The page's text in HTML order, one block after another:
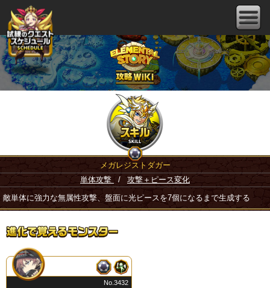
メガレジストダガー
単体攻撃
/ 攻撃＋ピース変化
敵単体に強力な無属性攻撃、盤面に光ピースを7個になるまで生成する
No.3432